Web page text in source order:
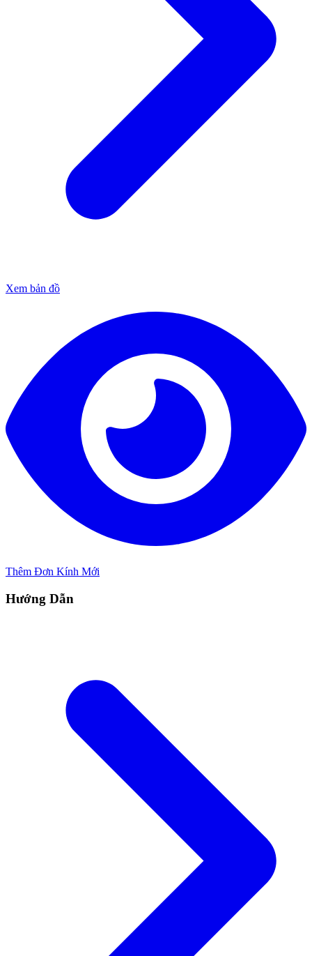
Xem bản đồ
Thêm Đơn Kính Mới
Hướng Dẫn